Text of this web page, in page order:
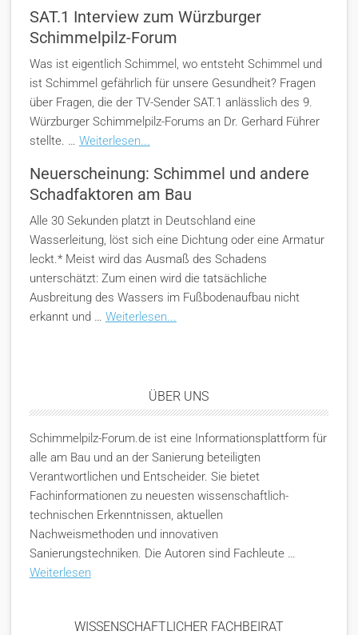
SAT.1 Interview zum Würzburger
Schimmelpilz-Forum
Was ist eigentlich Schimmel, wo entsteht Schimmel und
ist Schimmel gefährlich für unsere Gesundheit? Fragen
über Fragen, die der TV-Sender SAT.1 anlässlich des 9.
Würzburger Schimmelpilz-Forums an Dr. Gerhard Führer
stellte. … Weiterlesen...
Neuerscheinung: Schimmel und andere
Schadfaktoren am Bau
Alle 30 Sekunden platzt in Deutschland eine
Wasserleitung, löst sich eine Dichtung oder eine Armatur
leckt.* Meist wird das Ausmaß des Schadens
unterschätzt: Zum einen wird die tatsächliche
Ausbreitung des Wassers im Fußbodenaufbau nicht
erkannt und … Weiterlesen...
ÜBER UNS
Schimmelpilz-Forum.de ist eine Informationsplattform für
alle am Bau und an der Sanierung beteiligten
Verantwortlichen und Entscheider. Sie bietet
Fachinformationen zu neuesten wissenschaftlich-
technischen Erkenntnissen, aktuellen
Nachweismethoden und innovativen
Sanierungstechniken. Die Autoren sind Fachleute …
Weiterlesen
WISSENSCHAFTLICHER FACHBEIRAT